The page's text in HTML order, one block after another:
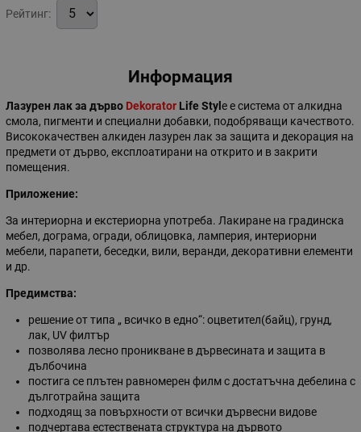
Рейтинг:
Информация
Лазурен лак за дърво Dekorator Life Style е система от алкидна
смола, пигменти и специални добавки, подобряващи качеството.
Висококачествен алкиден лазурен лак за защита и декорация на
предмети от дърво, експлоатирани на открито и в закрити
помещения.
Приложение:
За интериорна и екстериорна употреба. Лакиране на градинска
мебел, дограма, огради, облицовка, ламперия, интериорни
мебели, парапети, беседки, вили, веранди, декоративни елементи
и др.
Предимства:
решение от типа „ всичко в едно“: оцветител(байц), грунд,
лак, UV филтър
позволява лесно проникване в дървесината и защита в
дълбочина
постига се плътен равномерен филм с достатъчна дебелина с
дълготрайна защита
подходящ за повърхности от всички дървесни видове
подчертава естествената структура на дървото